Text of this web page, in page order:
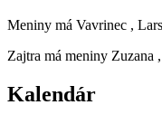
Meniny má Vavrinec ,
Zajtra má meniny Zuzana
Kalendár